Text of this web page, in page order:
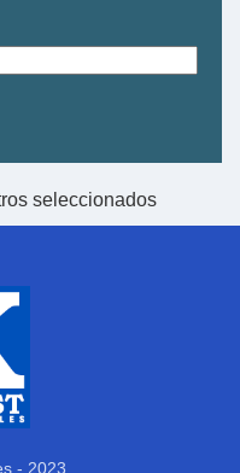
seleccionados
- 2023